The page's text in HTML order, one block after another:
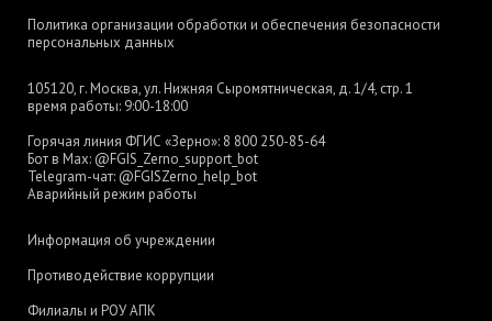
Политика организации обработки и обеспечения безопасности
персональных данных
105120, г. Москва, ул. Нижняя Сыромятническая, д. 1/4, стр. 1
время работы: 9:00-18:00
Горячая линия ФГИС «Зерно»: 8 800 250-85-64
Бот в Max: @FGIS_Zerno_support_bot
Telegram-чат: @FGISZerno_help_bot
Аварийный режим работы
Информация об учреждении
Противодействие коррупции
Филиалы и РОУ АПК